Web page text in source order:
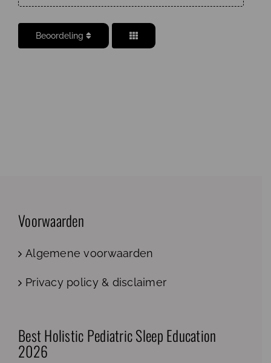
Beoordeling
Voorwaarden
Algemene voorwaarden
Privacy policy & disclaimer
Best Holistic Pediatric Sleep Education
2026